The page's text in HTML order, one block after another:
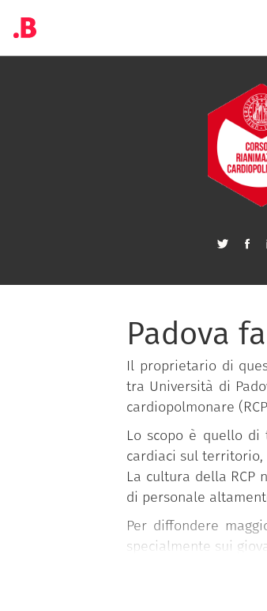
Padova
Il proprietario di
tra Università di
cardiopolmonare
Lo scopo è quello di
cardiaci sul
La cultura della RCP
di personale
Per diffondere
specialmente sui